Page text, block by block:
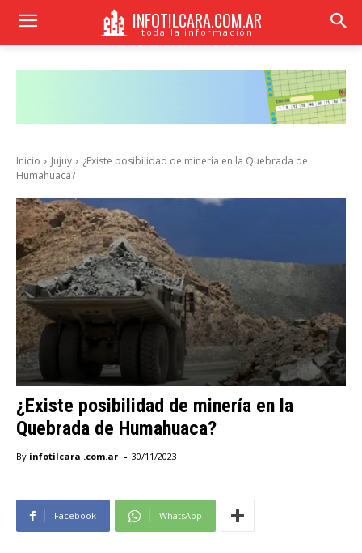
INFOTILCARA.COM.AR
toda la información
Inicio Jujuy
¿Existe posibilidad de minería en la Quebrada de
Humahuaca?
¿Existe posibilidad de minería en la
Quebrada de Humahuaca?
By infotilcara .com.ar - 30/11/2023
Facebook WhatsApp